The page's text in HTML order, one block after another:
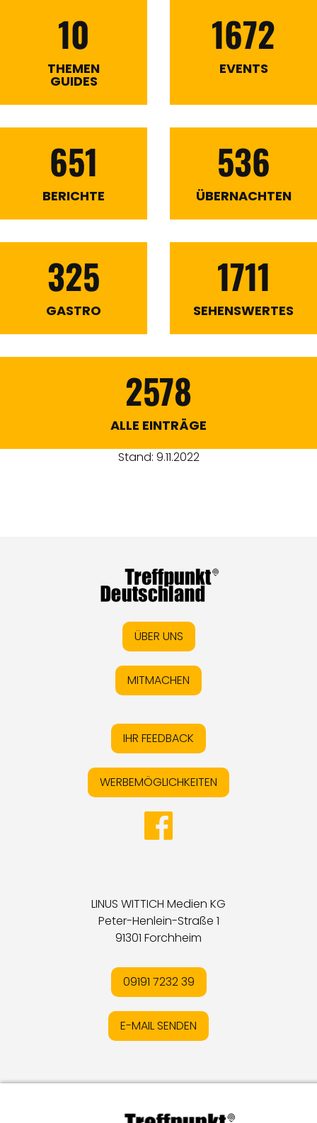
10
THEMEN
GUIDES
1672
EVENTS
651
BERICHTE
536
ÜBERNACHTEN
325
GASTRO
1711
SEHENSWERTES
2578
ALLE EINTRÄGE
Stand: 9.11.2022
ÜBER UNS
MITMACHEN
IHR FEEDBACK
WERBEMÖGLICHKEITEN
LINUS WITTICH Medien KG
Peter-Henlein-Straße 1
91301 Forchheim
09191 7232 39
E-MAIL SENDEN